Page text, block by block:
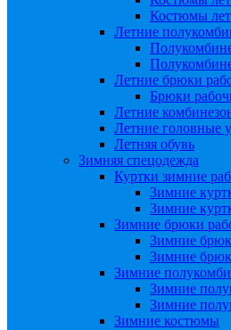
Костюмы
Летние
Летние брюки
Брюки
Летние
Летние головные
Летняя обувь
Зимняя спецодежда
Куртки зимние
Зимние
Зимние
Зимние брюки
Зимние
Зимние
Зимние
Зимние
Зимние
Зимние костюмы